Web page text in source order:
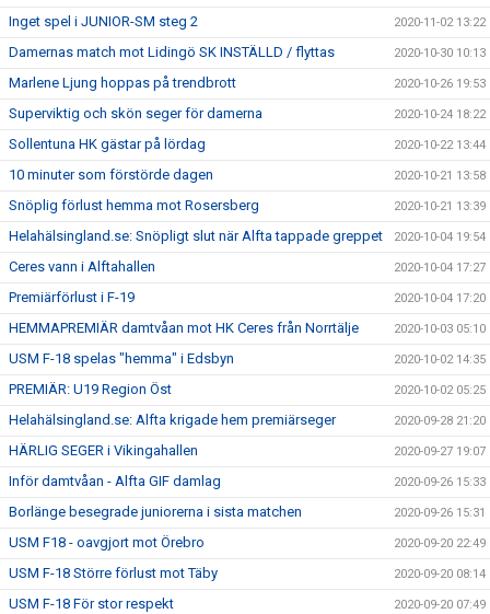
Inget spel i JUNIOR-SM steg 2 2020-11-02 13:22
Damernas match mot Lidingö SK INSTÄLLD / flyttas 2020-10-30 10:13
Marlene Ljung hoppas på trendbrott 2020-10-26 19:53
Superviktig och skön seger för damerna 2020-10-24 18:22
Sollentuna HK gästar på lördag 2020-10-22 13:44
10 minuter som förstörde dagen 2020-10-21 13:58
Snöplig förlust hemma mot Rosersberg 2020-10-21 13:39
Helahälsingland.se: Snöpligt slut när Alfta tappade greppet 2020-10-04 19:54
Ceres vann i Alftahallen 2020-10-04 17:27
Premiärförlust i F-19 2020-10-04 17:20
HEMMAPREMIÄR damtvåan mot HK Ceres från Norrtälje 2020-10-03 05:10
USM F-18 spelas "hemma" i Edsbyn 2020-10-02 14:35
PREMIÄR: U19 Region Öst 2020-10-02 05:25
Helahälsingland.se: Alfta krigade hem premiärseger 2020-09-28 21:20
HÄRLIG SEGER i Vikingahallen 2020-09-27 19:07
Inför damtvåan - Alfta GIF damlag 2020-09-26 15:33
Borlänge besegrade juniorerna i sista matchen 2020-09-26 15:31
USM F18 - oavgjort mot Örebro 2020-09-20 22:49
USM F-18 Större förlust mot Täby 2020-09-20 08:14
USM F-18 För stor respekt 2020-09-20 07:49